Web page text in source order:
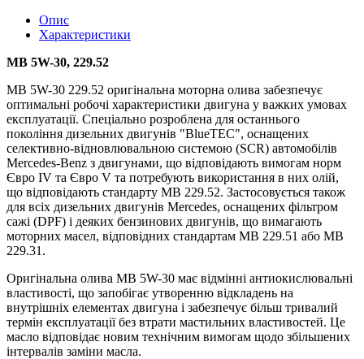
Опис
Характеристики
MB 5W-30, 229.52
MB 5W-30 229.52 оригінальна моторна олива забезпечує
оптимальні робочі характеристики двигуна у важких умовах
експлуатації. Спеціально розроблена для останнього
покоління дизельних двигунів "BlueTEC", оснащених
селективно-відновлювальною системою (SCR) автомобілів
Mercedes-Benz з двигунами, що відповідають вимогам норм
Євро IV та Євро V та потребують використання в них олій,
що відповідають стандарту MB 229.52. Застосовується також
для всіх дизельних двигунів Mercedes, оснащених фільтром
сажі (DPF) і деяких бензинових двигунів, що вимагають
моторних масел, відповідних стандартам MB 229.51 або MB
229.31.
Оригінальна олива MB 5W-30 має відмінні антиокислювальні
властивості, що запобігає утворенню відкладень на
внутрішніх елементах двигуна і забезпечує більш тривалий
термін експлуатації без втрати мастильних властивостей. Це
масло відповідає новим технічним вимогам щодо збільшених
інтервалів заміни масла.